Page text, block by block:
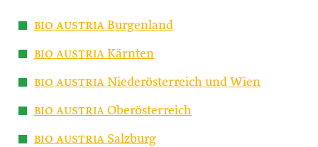
bio austria Burgenland
bio austria Kärnten
bio austria Niederösterreich und Wien
bio austria Oberösterreich
bio austria Salzburg